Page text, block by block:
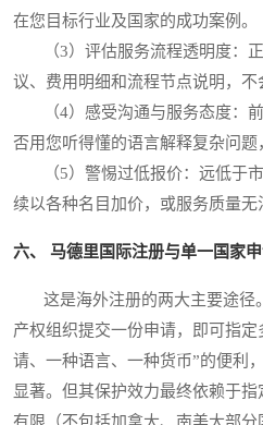
在您目标行业及国家的成功案例。
（3）评估服务流程透明度：正
议、费用明细和流程节点说明，不
（4）感受沟通与服务态度：前
否用您听得懂的语言解释复杂问题
（5）警惕过低报价：远低于市
续以各种名目加价，或服务质量无
六、 马德里国际注册与单一国家申
这是海外注册的两大主要途径
产权组织提交一份申请，即可指
请、一种语言、一种货币”的便利
显著。但其保护效力最终依赖于
有限（不包括加拿大、南美大部